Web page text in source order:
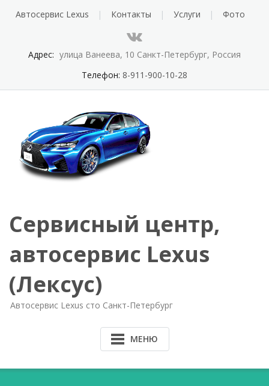
Автосервис Lexus Контакты Услуги Фото
Адрес: улица Ванеева, 10 Санкт-Петербург, Россия
Телефон: 8-911-900-10-28
Сервисный центр,
автосервис Lexus
(Лексус)
Автосервис Lexus сто Санкт-Петербург
МЕНЮ